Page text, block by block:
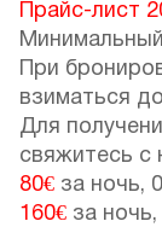
Прайс-лист
При
взиматься
Для
свяжитесь с
80€ за ночь,
160€ за ночь,